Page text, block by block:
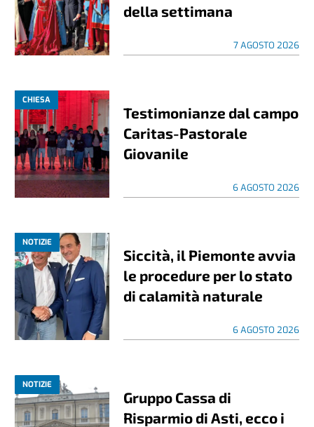
della settimana
7 AGOSTO 2026
CHIESA
Testimonianze dal campo
Caritas-Pastorale
Giovanile
6 AGOSTO 2026
NOTIZIE
Siccità, il Piemonte avvia
le procedure per lo stato
di calamità naturale
6 AGOSTO 2026
NOTIZIE
Gruppo Cassa di
Risparmio di Asti, ecco i